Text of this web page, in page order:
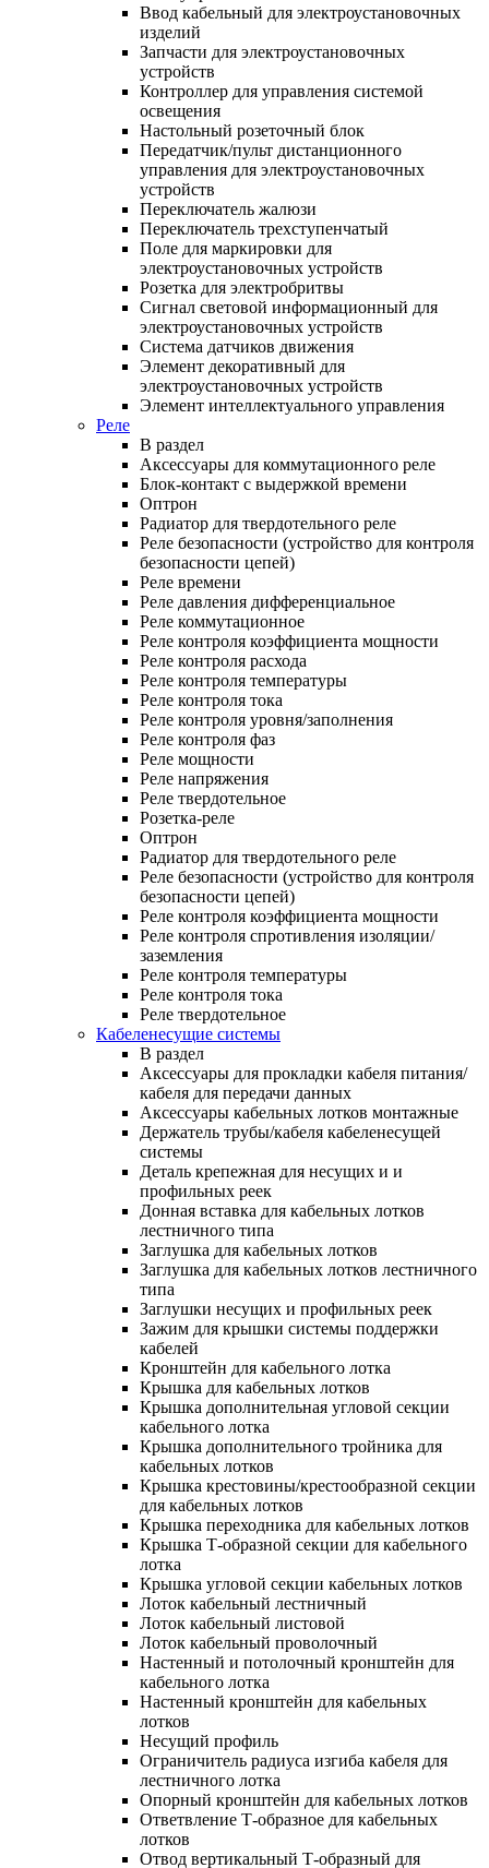
Ввод кабельный для электроустановочных
изделий
Запчасти для электроустановочных
устройств
Контроллер для управления системой
освещения
Настольный розеточный блок
Передатчик/пульт дистанционного
управления для электроустановочных
устройств
Переключатель жалюзи
Переключатель трехступенчатый
Поле для маркировки для
электроустановочных устройств
Розетка для электробритвы
Сигнал световой информационный для
электроустановочных устройств
Система датчиков движения
Элемент декоративный для
электроустановочных устройств
Элемент интеллектуального управления
Реле
В раздел
Аксессуары для коммутационного реле
Блок-контакт с выдержкой времени
Оптрон
Радиатор для твердотельного реле
Реле безопасности (устройство для контроля
безопасности цепей)
Реле времени
Реле давления дифференциальное
Реле коммутационное
Реле контроля коэффициента мощности
Реле контроля расхода
Реле контроля температуры
Реле контроля тока
Реле контроля уровня/заполнения
Реле контроля фаз
Реле мощности
Реле напряжения
Реле твердотельное
Розетка-реле
Оптрон
Радиатор для твердотельного реле
Реле безопасности (устройство для контроля
безопасности цепей)
Реле контроля коэффициента мощности
Реле контроля спротивления изоляции/
заземления
Реле контроля температуры
Реле контроля тока
Реле твердотельное
Кабеленесущие системы
В раздел
Аксессуары для прокладки кабеля питания/
кабеля для передачи данных
Аксессуары кабельных лотков монтажные
Держатель трубы/кабеля кабеленесущей
системы
Деталь крепежная для несущих и и
профильных реек
Донная вставка для кабельных лотков
лестничного типа
Заглушка для кабельных лотков
Заглушка для кабельных лотков лестничного
типа
Заглушки несущих и профильных реек
Зажим для крышки системы поддержки
кабелей
Кронштейн для кабельного лотка
Крышка для кабельных лотков
Крышка дополнительная угловой секции
кабельного лотка
Крышка дополнительного тройника для
кабельных лотков
Крышка крестовины/крестообразной секции
для кабельных лотков
Крышка переходника для кабельных лотков
Крышка Т-образной секции для кабельного
лотка
Крышка угловой секции кабельных лотков
Лоток кабельный лестничный
Лоток кабельный листовой
Лоток кабельный проволочный
Настенный и потолочный кронштейн для
кабельного лотка
Настенный кронштейн для кабельных
лотков
Несущий профиль
Ограничитель радиуса изгиба кабеля для
лестничного лотка
Опорный кронштейн для кабельных лотков
Ответвление Т-образное для кабельных
лотков
Отвод вертикальный Т-образный для